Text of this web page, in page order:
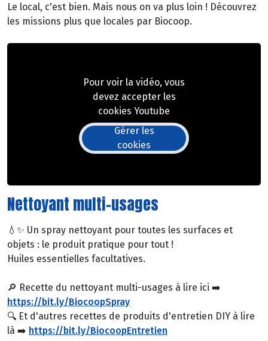
Le local, c'est bien. Mais nous on va plus loin ! Découvrez
les missions plus que locales par Biocoop.
Pour voir la vidéo, vous
devez accepter les
cookies Youtube
Gérer les
cookies
Nettoyant multi-usages
💧✨ Un spray nettoyant pour toutes les surfaces et
objets : le produit pratique pour tout !
Huiles essentielles facultatives.
🔎 Recette du nettoyant multi-usages à lire ici ➡️
https://bit.ly/BiocoopSpray
🔍 Et d'autres recettes de produits d'entretien DIY à lire
là ➡️ https://bit.ly/BiocoopEntretien